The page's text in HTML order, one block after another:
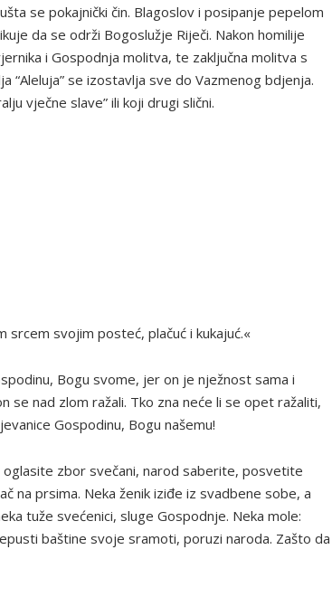
se pokajnički čin. Blagoslov i posipanje pepelom
da se održi Bogoslužje Riječi. Nakon homilije
i Gospodnja molitva, te zaključna molitva s
se izostavlja sve do Vazmenog bdjenja.
vječne slave” ili koji drugi slični.
svojim posteć, plačuć i kukajuć.«
Bogu svome, jer on je nježnost sama i
nad zlom ražali. Tko zna neće li se opet ražaliti,
Gospodinu, Bogu našemu!
zbor svečani, narod saberite, posvetite
na prsima. Neka ženik iziđe iz svadbene sobe, a
tuže svećenici, sluge Gospodnje. Neka mole:
baštine svoje sramoti, poruzi naroda. Zašto da